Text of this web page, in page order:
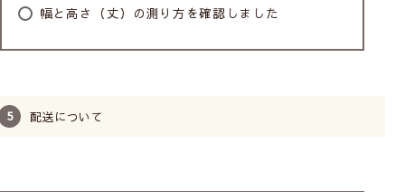
幅と高さ（丈）の測り方を確認しました
配送について